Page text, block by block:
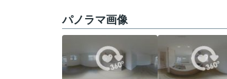
パノラマ画像